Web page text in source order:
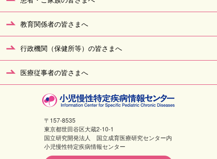
教育関係者の皆さまへ
行政機関（保健所等）の皆さまへ
医療従事者の皆さまへ
〒157-8535
東京都世田谷区大蔵2-10-1
国立研究開発法人 国立成育医療研究センター内
小児慢性特定疾病情報センター